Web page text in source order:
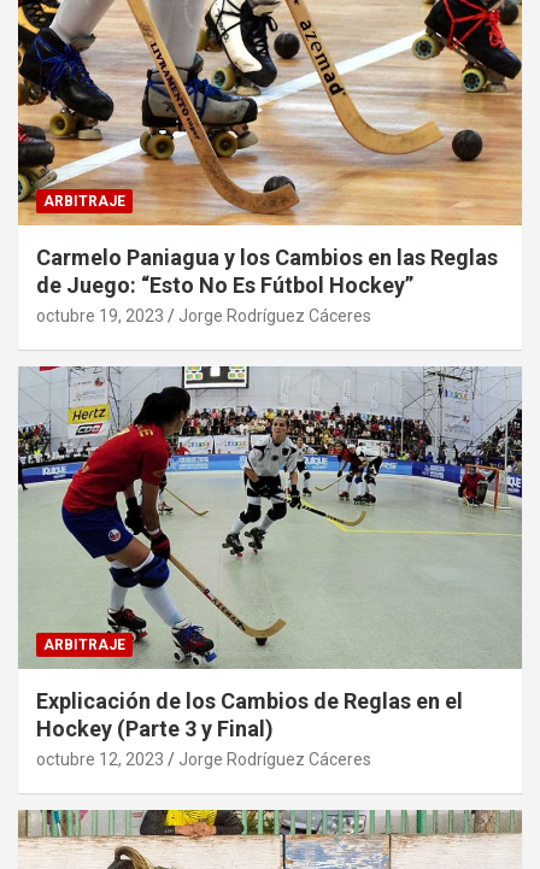
ARBITRAJE
Carmelo Paniagua y los Cambios en las Reglas
de Juego: “Esto No Es Fútbol Hockey”
octubre 19, 2023 Jorge Rodríguez Cáceres
ARBITRAJE
Explicación de los Cambios de Reglas en el
Hockey (Parte 3 y Final)
octubre 12, 2023 Jorge Rodríguez Cáceres